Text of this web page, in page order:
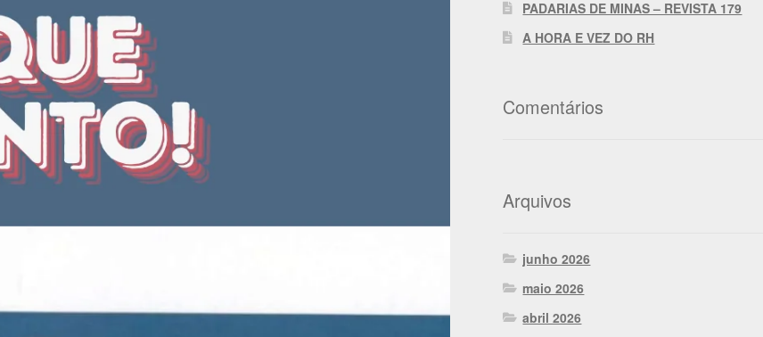
PADARIAS DE MINAS – REVISTA 179
A HORA E VEZ DO RH
Comentários
Arquivos
junho 2026
maio 2026
abril 2026